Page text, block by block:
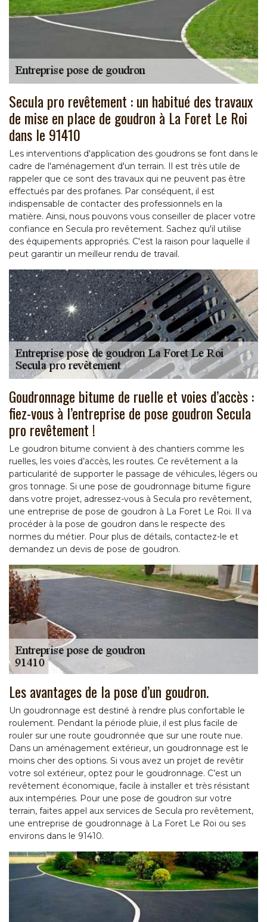
Secula pro revêtement : un habitué des travaux
de mise en place de goudron à La Foret Le Roi
dans le 91410
Les interventions d'application des goudrons se font dans le
cadre de l'aménagement d'un terrain. Il est très utile de
rappeler que ce sont des travaux qui ne peuvent pas être
effectués par des profanes. Par conséquent, il est
indispensable de contacter des professionnels en la
matière. Ainsi, nous pouvons vous conseiller de placer votre
confiance en Secula pro revêtement. Sachez qu'il utilise
des équipements appropriés. C'est la raison pour laquelle il
peut garantir un meilleur rendu de travail.
Goudronnage bitume de ruelle et voies d’accès :
fiez-vous à l’entreprise de pose goudron Secula
pro revêtement !
Le goudron bitume convient à des chantiers comme les
ruelles, les voies d’accès, les routes. Ce revêtement a la
particularité de supporter le passage de véhicules, légers ou
gros tonnage. Si une pose de goudronnage bitume figure
dans votre projet, adressez-vous à Secula pro revêtement,
une entreprise de pose de goudron à La Foret Le Roi. Il va
procéder à la pose de goudron dans le respecte des
normes du métier. Pour plus de détails, contactez-le et
demandez un devis de pose de goudron.
Les avantages de la pose d’un goudron.
Un goudronnage est destiné à rendre plus confortable le
roulement. Pendant la période pluie, il est plus facile de
rouler sur une route goudronnée que sur une route nue.
Dans un aménagement extérieur, un goudronnage est le
moins cher des options. Si vous avez un projet de revêtir
votre sol extérieur, optez pour le goudronnage. C’est un
revêtement économique, facile à installer et très résistant
aux intempéries. Pour une pose de goudron sur votre
terrain, faites appel aux services de Secula pro revêtement,
une entreprise de goudronnage à La Foret Le Roi ou ses
environs dans le 91410.